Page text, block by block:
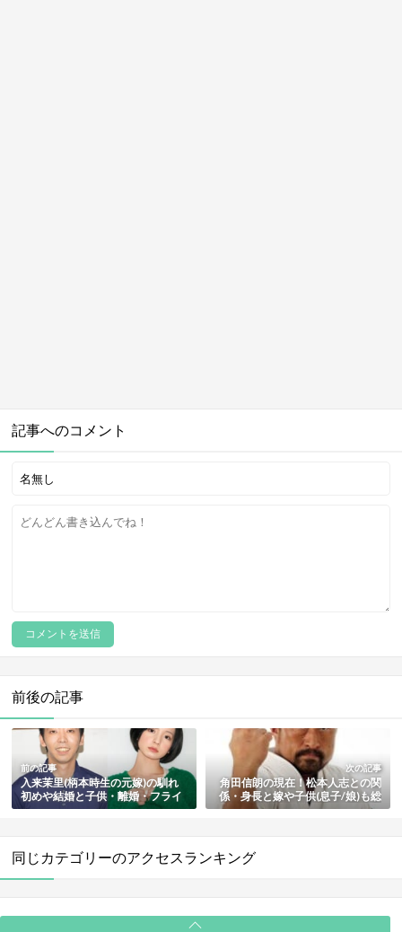
記事へのコメント
前後の記事
前の記事
入来茉里(柄本時生の元嫁)の馴れ
初めや結婚と子供・離婚・フライ
デーまとめ
次の記事
角田信朗の現在！松本人志との関
係・身長と嫁や子供(息子/娘)も総
まとめ
同じカテゴリーのアクセスランキング